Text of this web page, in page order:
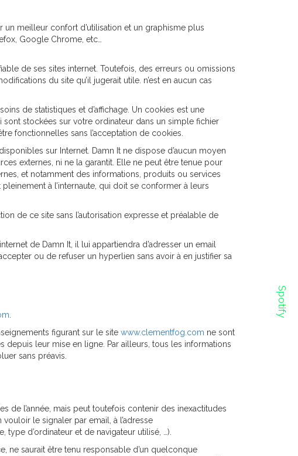
Spotify
un meilleur confort d’utilisation et un graphisme plus
Google Chrome, etc…
de ses sites internet. Toutefois, des erreurs ou omissions
du site qu’il jugerait utile. n’est en aucun cas
de statistiques et d’affichage. Un cookies est une
stockées sur votre ordinateur dans un simple fichier
fonctionnelles sans l’acceptation de cookies.
sur Internet. Damn It ne dispose d’aucun moyen
externes, ni ne la garantit. Elle ne peut être tenue pour
et notamment des informations, produits ou services
à l’internaute, qui doit se conformer à leurs
de ce site sans l’autorisation expresse et préalable de
de Damn It, il lui appartiendra d’adresser un email
ou de refuser un hyperlien sans avoir à en justifier sa
figurant sur le site www.clementfog.com ne sont
leur mise en ligne. Par ailleurs, tous les informations
sans préavis.
de l’année, mais peut toutefois contenir des inexactitudes
le signaler par email, à l’adresse
d’ordinateur et de navigateur utilisé, …).
ne saurait être tenu responsable d’un quelconque